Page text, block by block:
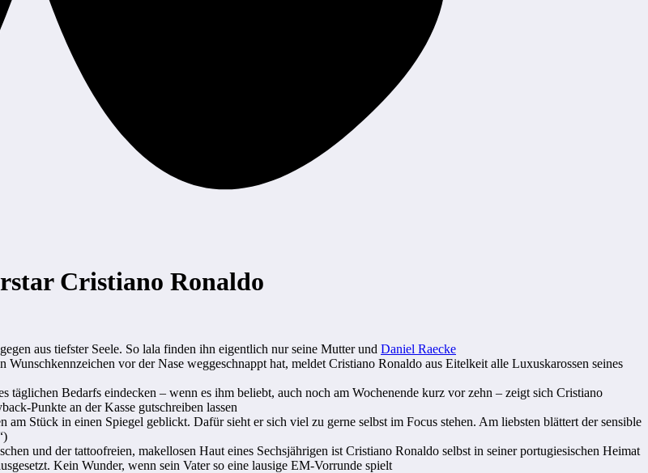
Cristiano Ronaldo
aus tiefster Seele. So lala finden ihn eigentlich nur seine Mutter und Daniel Raecke
vor der Nase weggeschnappt hat, meldet Cristiano Ronaldo aus Eitelkeit alle Luxuskarossen seines
täglichen Bedarfs eindecken – wenn es ihm beliebt, auch noch am Wochenende kurz vor zehn – zeigt sich Cristiano
Punkte an der Kasse gutschreiben lassen
Stück in einen Spiegel geblickt. Dafür sieht er sich viel zu gerne selbst im Focus stehen. Am liebsten blättert der sensible
und der tattoofreien, makellosen Haut eines Sechsjährigen ist Cristiano Ronaldo selbst in seiner portugiesischen Heimat
Kein Wunder, wenn sein Vater so eine lausige EM-Vorrunde spielt